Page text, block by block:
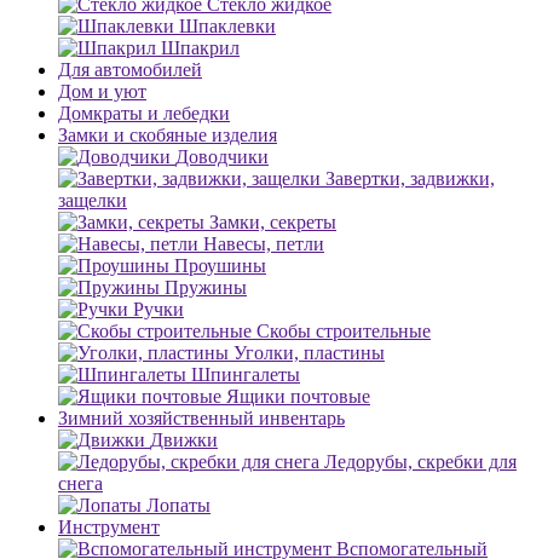
Стекло жидкое
Шпаклевки
Шпакрил
Для автомобилей
Дом и уют
Домкраты и лебедки
Замки и скобяные изделия
Доводчики
Завертки, задвижки,
защелки
Замки, секреты
Навесы, петли
Проушины
Пружины
Ручки
Скобы строительные
Уголки, пластины
Шпингалеты
Ящики почтовые
Зимний хозяйственный инвентарь
Движки
Ледорубы, скребки для
снега
Лопаты
Инструмент
Вспомогательный